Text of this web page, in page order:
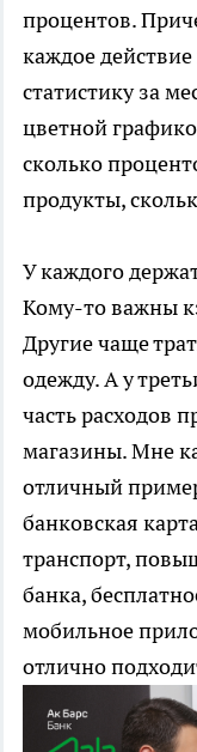
процентов.
каждое
статистику за
цветной
сколько
продукты,
У каждого
Кому-то важны
Другие чаще
одежду. А у
часть расходов
магазины. Мне
отличный
банковская
транспорт,
банка,
мобильное
отлично